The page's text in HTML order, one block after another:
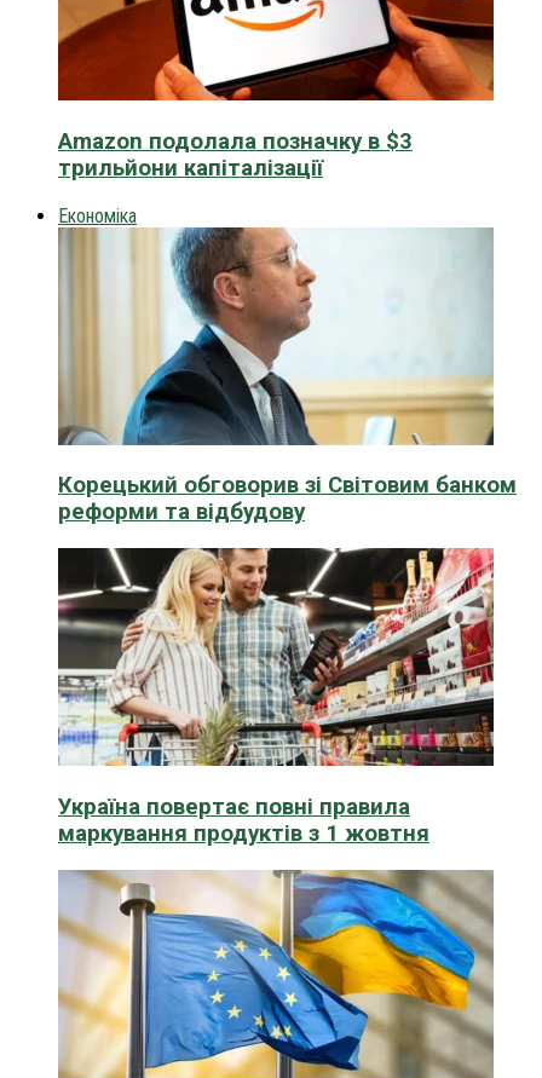
Amazon подолала позначку в $3
трильйони капіталізації
Економіка
Корецький обговорив зі Світовим банком
реформи та відбудову
Україна повертає повні правила
маркування продуктів з 1 жовтня